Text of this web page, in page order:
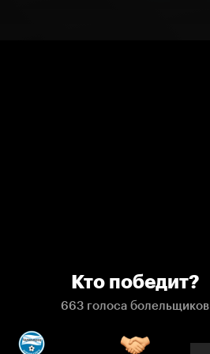
Кто победит?
663 голоса болельщиков